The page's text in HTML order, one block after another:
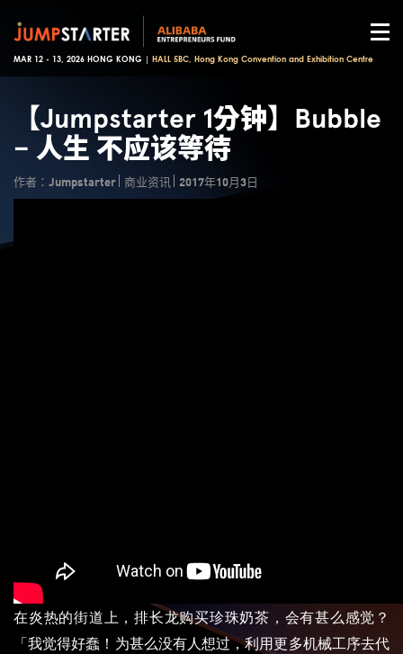
MAR 12 - 13, 2026 HONG KONG | HALL 5BC, Hong Kong Convention and Exhibition Centre
【Jumpstarter 1分钟】Bubble
– 人生 不应该等待
作者：Jumpstarter 商业资讯 2017年10月3日
在炎热的街道上，排长龙购买珍珠奶茶，会有甚么感觉？
「我觉得好蠢！为甚么没有人想过，利用更多机械工序去代